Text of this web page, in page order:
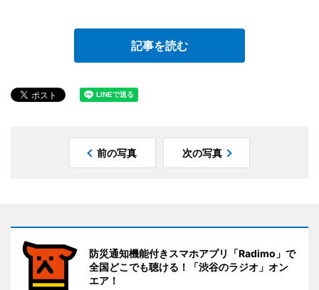
記事を読む
前の写真 次の写真
防災通知機能付きスマホアプリ「Radimo」で
全国どこでも聴ける！「渋谷のラジオ」オン
エア！